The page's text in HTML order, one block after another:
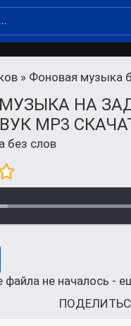
» Фоновая музыка
НА
MP3
без слов
файла не началось -